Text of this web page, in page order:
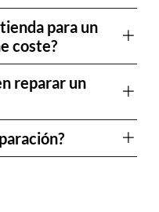
para un
coste?
reparar un